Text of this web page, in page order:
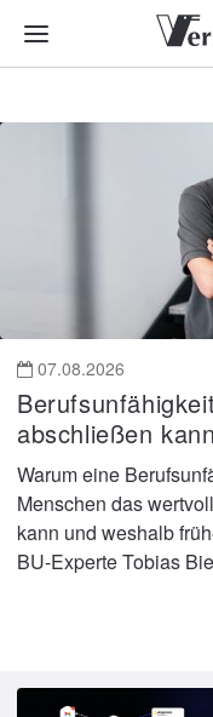
und
Vermittler
07.08.2026
abschließen
Warum eine
Menschen das
kann und weshalb
BU-Experte Tobias